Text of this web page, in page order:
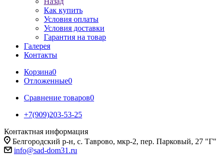
Как купить
Условия оплаты
Условия доставки
Гарантия на товар
Галерея
Контакты
Корзина0
Отложенные0
Сравнение товаров0
+7(909)203-53-25
Контактная информация
Белгородский р-н, с. Таврово, мкр-2, пер. Парковый, 27 "Г"
info@sad-dom31.ru